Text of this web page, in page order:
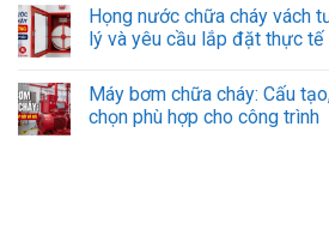
Họng nước chữa cháy vách
lý và yêu cầu lắp đặt thực tế
Máy bơm chữa cháy: Cấu
chọn phù hợp cho công trình